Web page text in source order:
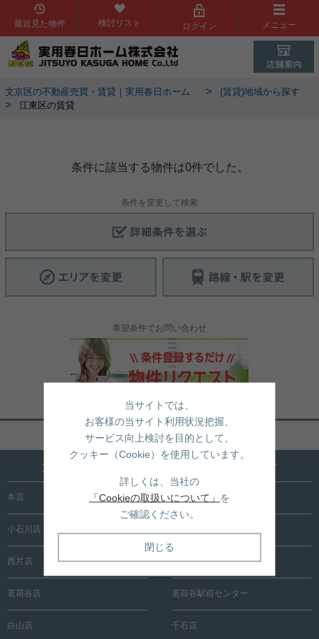
最近見た物件 検討リスト ログイン メニュー
文京区の不動産売買・賃貸｜実用春日ホーム > (賃貸)地域から探す
> 江東区の賃貸
条件に該当する物件は0件でした。
条件を変更して検索
希望条件でお問い合わせ
ページトップへ戻る
文京区内に15店舗！売買も賃貸も全店で承ります
本店 根津店
小石川店
西片店 後楽園店
茗荷谷店 茗荷谷駅前センター
白山店 千石店
当サイトでは、
お客様の当サイト利用状況把握、
サービス向上検討を目的として、
クッキー（Cookie）を使用しています。
詳しくは、当社の
「Cookieの取扱いについて」 を
ご確認ください。
閉じる